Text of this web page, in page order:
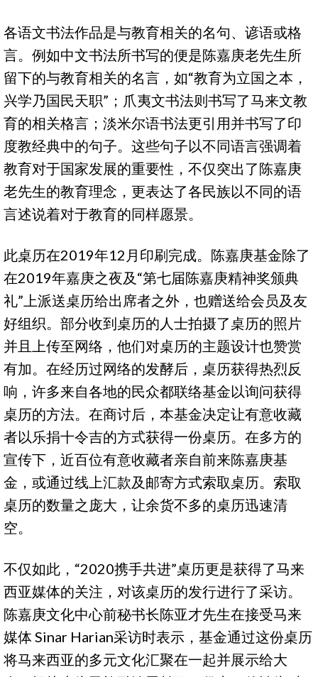
各语文书法作品是与教育相关的名句、谚语或格
言。例如中文书法所书写的便是陈嘉庚老先生所
留下的与教育相关的名言，如“教育为立国之本，
兴学乃国民天职”；爪夷文书法则书写了马来文教
育的相关格言；淡米尔语书法更引用并书写了印
度教经典中的句子。这些句子以不同语言强调着
教育对于国家发展的重要性，不仅突出了陈嘉庚
老先生的教育理念，更表达了各民族以不同的语
言述说着对于教育的同样愿景。
此桌历在2019年12月印刷完成。陈嘉庚基金除了
在2019年嘉庚之夜及“第七届陈嘉庚精神奖颁典
礼”上派送桌历给出席者之外，也赠送给会员及友
好组织。部分收到桌历的人士拍摄了桌历的照片
并且上传至网络，他们对桌历的主题设计也赞赏
有加。在经历过网络的发酵后，桌历获得热烈反
响，许多来自各地的民众都联络基金以询问获得
桌历的方法。在商讨后，本基金决定让有意收藏
者以乐捐十令吉的方式获得一份桌历。在多方的
宣传下，近百位有意收藏者亲自前来陈嘉庚基
金，或通过线上汇款及邮寄方式索取桌历。索取
桌历的数量之庞大，让余货不多的桌历迅速清
空。
不仅如此，“2020携手共进”桌历更是获得了马来
西亚媒体的关注，对该桌历的发行进行了采访。
陈嘉庚文化中心前秘书长陈亚才先生在接受马来
媒体 Sinar Harian采访时表示，基金通过这份桌历
将马来西亚的多元文化汇聚在一起并展示给大